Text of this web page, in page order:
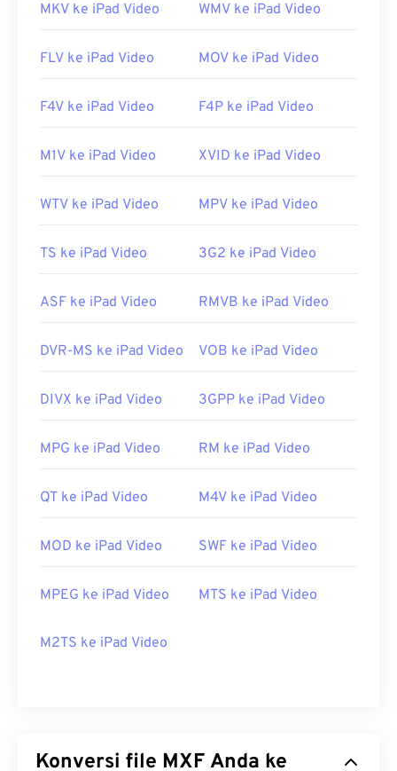
MKV ke iPad Video WMV ke iPad Video
FLV ke iPad Video MOV ke iPad Video
F4V ke iPad Video F4P ke iPad Video
M1V ke iPad Video XVID ke iPad Video
WTV ke iPad Video MPV ke iPad Video
TS ke iPad Video 3G2 ke iPad Video
ASF ke iPad Video RMVB ke iPad Video
DVR-MS ke iPad Video VOB ke iPad Video
DIVX ke iPad Video 3GPP ke iPad Video
MPG ke iPad Video RM ke iPad Video
QT ke iPad Video M4V ke iPad Video
MOD ke iPad Video SWF ke iPad Video
MPEG ke iPad Video MTS ke iPad Video
M2TS ke iPad Video
Konversi file MXF Anda ke